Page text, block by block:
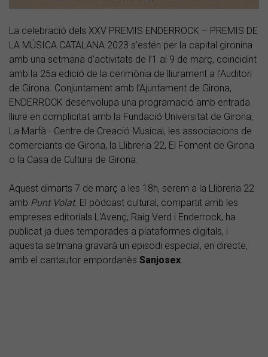
La celebració dels XXV PREMIS ENDERROCK – PREMIS DE
LA MÚSICA CATALANA 2023 s’estén per la capital gironina
amb una setmana d’activitats de l’1 al 9 de març, coincidint
amb la 25a edició de la cerimònia de lliurament a l’Auditori
de Girona. Conjuntament amb l’Ajuntament de Girona,
ENDERROCK desenvolupa una programació amb entrada
lliure en complicitat amb la Fundació Universitat de Girona,
La Marfà - Centre de Creació Musical, les associacions de
comerciants de Girona, la Llibreria 22, El Foment de Girona
o la Casa de Cultura de Girona.
Aquest dimarts 7 de març a les 18h, serem a la Llibreria 22
amb Punt Volat. El pòdcast cultural, compartit amb les
empreses editorials L'Avenç, Raig Verd i Enderrock, ha
publicat ja dues temporades a plataformes digitals, i
aquesta setmana gravarà un episodi especial, en directe,
amb el cantautor empordanès Sanjosex.